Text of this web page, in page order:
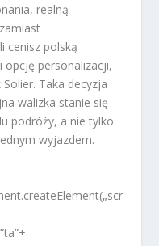
realną
cenisz polską
opcję personalizacji,
Taka decyzja
walizka stanie się
podróży, a nie tylko
wyjazdem.